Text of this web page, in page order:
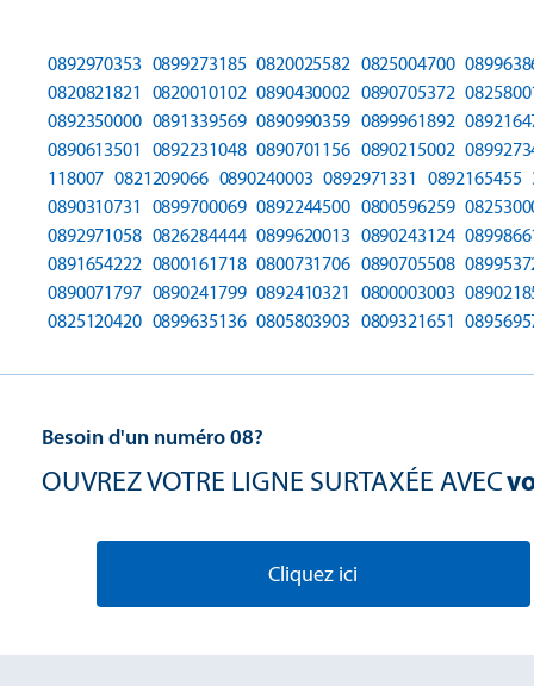
0892970353 0899273185 0820025582 0825004700
0820821821 0820010102 0890430002 0890705372
0892350000 0891339569 0890990359 0899961892
0890613501 0892231048 0890701156 0890215002
118007 0821209066 0890240003 0892971331 0892165455
0890310731 0899700069 0892244500 0800596259
0892971058 0826284444 0899620013 0890243124
0891654222 0800161718 0800731706 0890705508
0890071797 0890241799 0892410321 0800003003
0825120420 0899635136 0805803903 0809321651
Besoin d'un numéro 08?
OUVREZ VOTRE LIGNE SURTAXÉE AVEC
Cliquez ici